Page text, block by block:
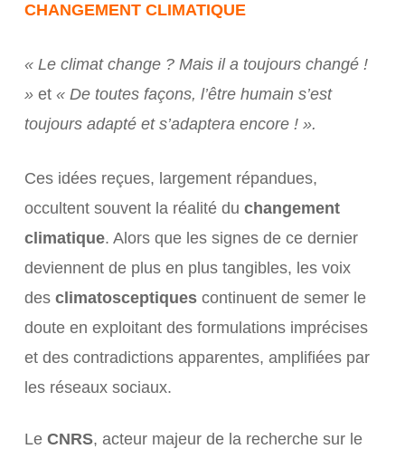
CHANGEMENT CLIMATIQUE
« Le climat change ? Mais il a toujours changé !
»et « De toutes façons, l’être humain s’est
toujours adapté et s’adaptera encore ! ».
Ces idées reçues, largement répandues,
occultent souvent la réalité du changement
climatique. Alors que les signes de ce dernier
deviennent de plus en plus tangibles, les voix
des climatosceptiquescontinuent de semer le
doute en exploitant des formulations imprécises
et des contradictions apparentes, amplifiées par
les réseaux sociaux.
Le CNRS, acteur majeur de la recherche sur le